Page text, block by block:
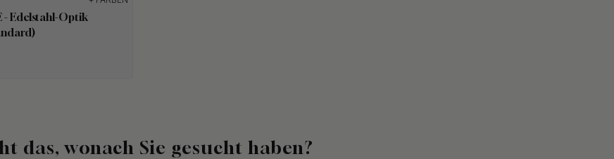
- Edelstahl-Optik
das, wonach Sie gesucht haben?